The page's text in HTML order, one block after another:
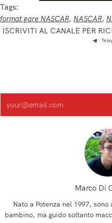
Tags:
format gare NASCAR, NASCAR,
ISCRIVITI AL CANALE PER
Search
Marco Di
Nato a Potenza nel 1997,
bambino, ma guido soltanto